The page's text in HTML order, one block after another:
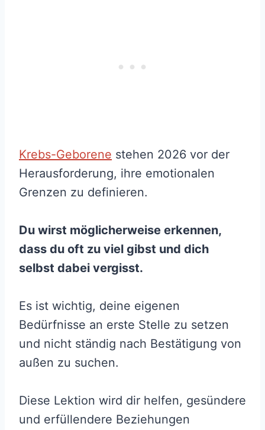
Krebs-Geborene stehen 2026 vor der
Herausforderung, ihre emotionalen
Grenzen zu definieren.
Du wirst möglicherweise erkennen,
dass du oft zu viel gibst und dich
selbst dabei vergisst.
Es ist wichtig, deine eigenen
Bedürfnisse an erste Stelle zu setzen
und nicht ständig nach Bestätigung von
außen zu suchen.
Diese Lektion wird dir helfen, gesündere
und erfüllendere Beziehungen